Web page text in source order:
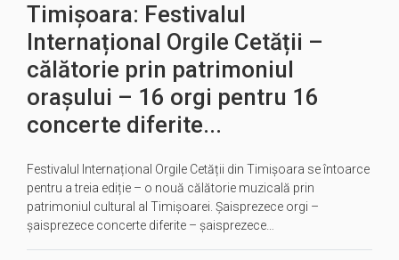
Timișoara: Festivalul
Internațional Orgile Cetății –
călătorie prin patrimoniul
orașului – 16 orgi pentru 16
concerte diferite...
Festivalul Internațional Orgile Cetății din Timișoara se întoarce
pentru a treia ediție – o nouă călătorie muzicală prin
patrimoniul cultural al Timișoarei. Șaisprezece orgi –
șaisprezece concerte diferite – șaisprezece…